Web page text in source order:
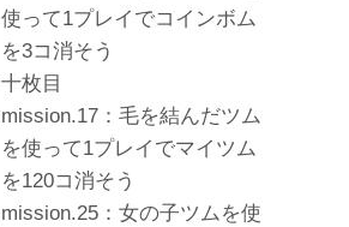
使って1プレイでコインボム
を3コ消そう
十枚目
mission.17：毛を結んだツム
を使って1プレイでマイツム
を120コ消そう
mission.25：女の子ツムを使